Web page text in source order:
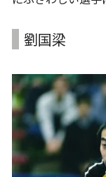
劉国梁